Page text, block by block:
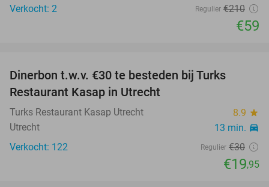
Verkocht: 2 Regulier €210
€59
Dinerbon t.w.v. €30 te besteden bij Turks
Restaurant Kasap in Utrecht
Turks Restaurant Kasap Utrecht 8.9 star
Utrecht 13 min. directions_car
Verkocht: 122 Regulier €30
€19,95